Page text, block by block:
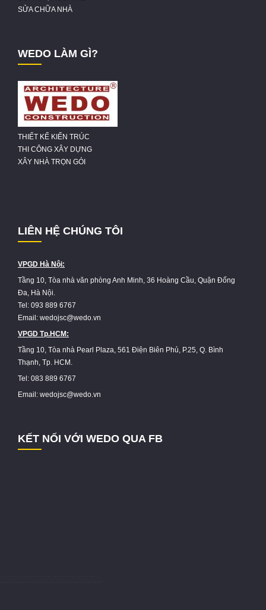
SỬA CHỮA NHÀ
WEDO LÀM GÌ?
THIẾT KẾ KIẾN TRÚC
THI CÔNG XÂY DỰNG
XÂY NHÀ TRỌN GÓI
LIÊN HỆ CHÚNG TÔI
VPGD Hà Nội:
Tầng 10, Tòa nhà văn phòng Anh Minh, 36 Hoàng Cầu, Quận Đống
Đa, Hà Nội.
Tel: 093 889 6767
Email: wedojsc@wedo.vn
VPGD Tp.HCM:
Tầng 10, Tòa nhà Pearl Plaza, 561 Điện Biên Phủ, P.25, Q. Bình
Thạnh, Tp. HCM.
Tel: 083 889 6767
Email: wedojsc@wedo.vn
KẾT NỐI VỚI WEDO QUA FB